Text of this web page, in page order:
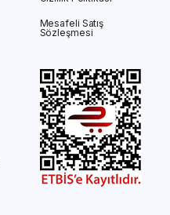
Mesafeli Satış
Sözleşmesi